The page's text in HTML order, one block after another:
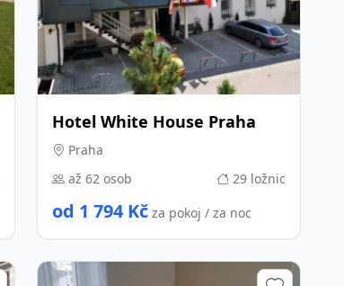
Hotel White House Praha
Praha
až 62 osob
29 ložnic
od 1 794 Kč za pokoj / za noc